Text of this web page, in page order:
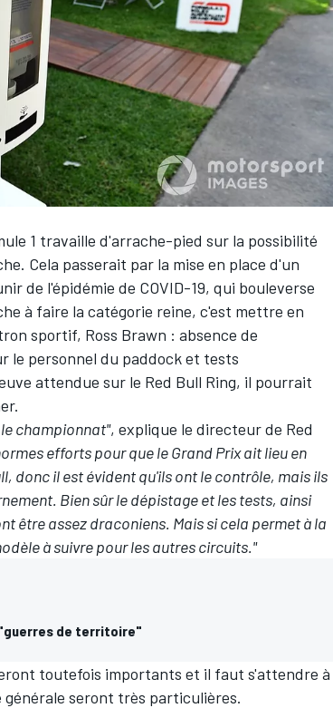
1 travaille d'arrache-pied sur la possibilité
Cela passerait par la mise en place d'un
de l'épidémie de COVID-19, qui bouleverse
à faire la catégorie reine, c'est mettre en
sportif, Ross Brawn : absence de
le personnel du paddock et tests
attendue sur le Red Bull Ring, il pourrait
championnat", explique le directeur de Red
efforts pour que le Grand Prix ait lieu en
donc il est évident qu'ils ont le contrôle, mais ils
Bien sûr le dépistage et les tests, ainsi
être assez draconiens. Mais si cela permet à la
à suivre pour les autres circuits."
de territoire"
toutefois importants et il faut s'attendre à
générale seront très particulières.